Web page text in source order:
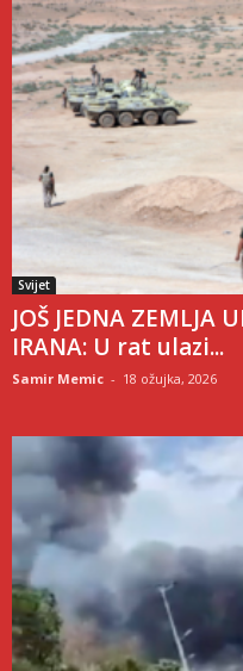
Svijet
JOŠ JEDNA ZEMLJA
IRANA: U rat ulazi...
Samir Memic - 18 ožujka, 2026